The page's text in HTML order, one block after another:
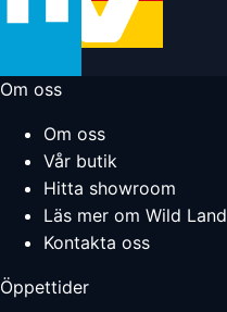
Om oss
Om oss
Vår butik
Hitta showroom
Läs mer om Wild Land
Kontakta oss
Öppettider